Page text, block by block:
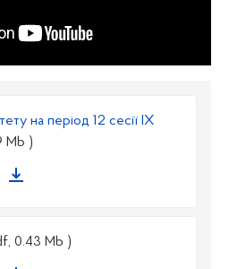
на період 12 сесії IX
Mb )
0.43 Mb )